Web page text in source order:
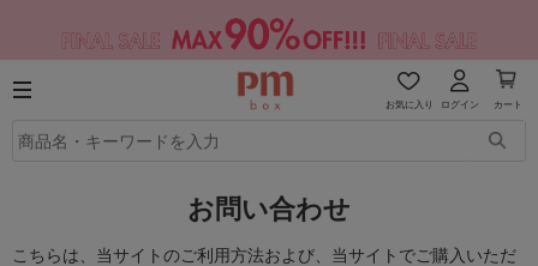
お気に入り ログイン カート
お問い合わせ
こちらは、当サイトのご利用方法および、当サイトでご購入いただ